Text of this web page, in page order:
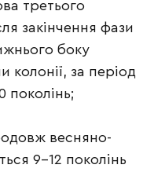
третього
закінчення фази
боку
колонії, за період
поколінь;
весняно-
9–12 поколінь